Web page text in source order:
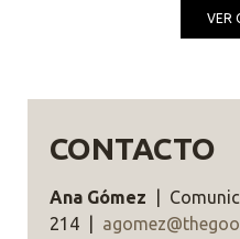
VER
CONTACTO
Ana Gómez
|
214 |